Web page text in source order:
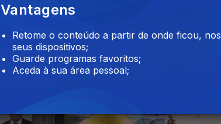
22 dez. 2023
Vantagens
Retome o conteúdo a partir de onde ficou, nos
seus dispositivos;
Guarde programas favoritos;
Aceda à sua área pessoal;